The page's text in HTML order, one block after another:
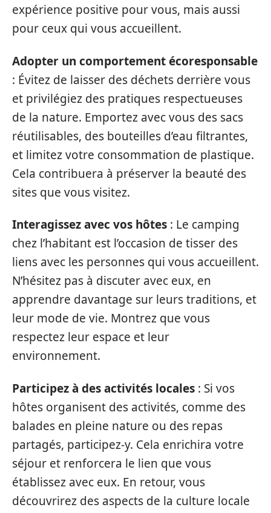
expérience positive pour vous, mais aussi
pour ceux qui vous accueillent.
Adopter un comportement écoresponsable
: Évitez de laisser des déchets derrière vous
et privilégiez des pratiques respectueuses
de la nature. Emportez avec vous des sacs
réutilisables, des bouteilles d’eau filtrantes,
et limitez votre consommation de plastique.
Cela contribuera à préserver la beauté des
sites que vous visitez.
Interagissez avec vos hôtes : Le camping
chez l’habitant est l’occasion de tisser des
liens avec les personnes qui vous accueillent.
N’hésitez pas à discuter avec eux, en
apprendre davantage sur leurs traditions, et
leur mode de vie. Montrez que vous
respectez leur espace et leur
environnement.
Participez à des activités locales : Si vos
hôtes organisent des activités, comme des
balades en pleine nature ou des repas
partagés, participez-y. Cela enrichira votre
séjour et renforcera le lien que vous
établissez avec eux. En retour, vous
découvrirez des aspects de la culture locale